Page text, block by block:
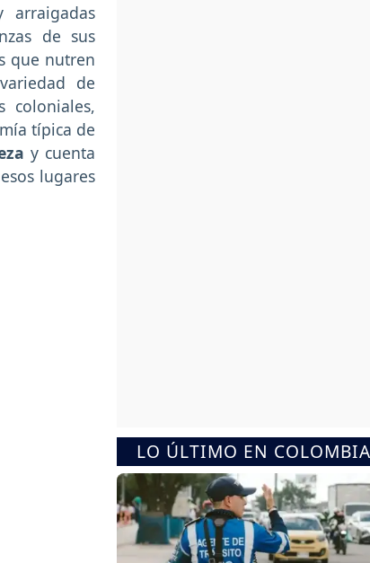
de sus
que nutren
de
coloniales,
típica de
y cuenta
lugares
LO ÚLTIMO EN